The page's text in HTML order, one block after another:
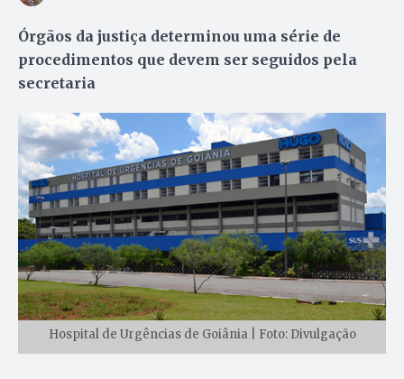
Órgãos da justiça determinou uma série de
procedimentos que devem ser seguidos pela
secretaria
Hospital de Urgências de Goiânia | Foto: Divulgação